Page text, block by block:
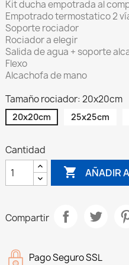
Kit ducha empotrada al
Empotrado termostatico 2
Soporte rociador
Rociador a elegir
Salida de agua + soporte
Flexo
Alcachofa de mano
Tamaño rociador: 20x20cm
20x20cm 25x25cm
Cantidad
 AÑADIR
Compartir
Pago Seguro SSL